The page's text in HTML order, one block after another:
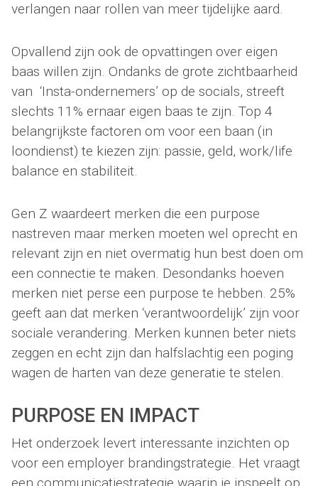
verlangen naar rollen van meer tijdelijke aard.
Opvallend zijn ook de opvattingen over eigen
baas willen zijn. Ondanks de grote zichtbaarheid
van ‘Insta-ondernemers’ op de socials, streeft
slechts 11% ernaar eigen baas te zijn. Top 4
belangrijkste factoren om voor een baan (in
loondienst) te kiezen zijn: passie, geld, work/life
balance en stabiliteit.
Gen Z waardeert merken die een purpose
nastreven maar merken moeten wel oprecht en
relevant zijn en niet overmatig hun best doen om
een connectie te maken. Desondanks hoeven
merken niet perse een purpose te hebben. 25%
geeft aan dat merken ‘verantwoordelijk’ zijn voor
sociale verandering. Merken kunnen beter niets
zeggen en echt zijn dan halfslachtig een poging
wagen de harten van deze generatie te stelen.
PURPOSE EN IMPACT
Het onderzoek levert interessante inzichten op
voor een employer brandingstrategie. Het vraagt
een communicatiestrategie waarin je inspeelt op